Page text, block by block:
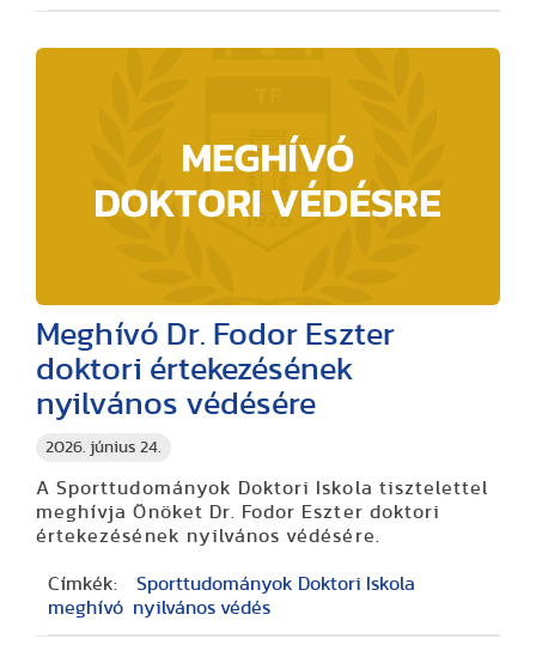
2026. június 24.
Meghívó Dr. Fodor Eszter
doktori értekezésének
nyilvános védésére
A Sporttudományok Doktori Iskola tisztelettel
meghívja Önöket Dr. Fodor Eszter doktori
értekezésének nyilvános védésére.
Címkék:
Sporttudományok Doktori Iskola
meghívó nyilvános védés